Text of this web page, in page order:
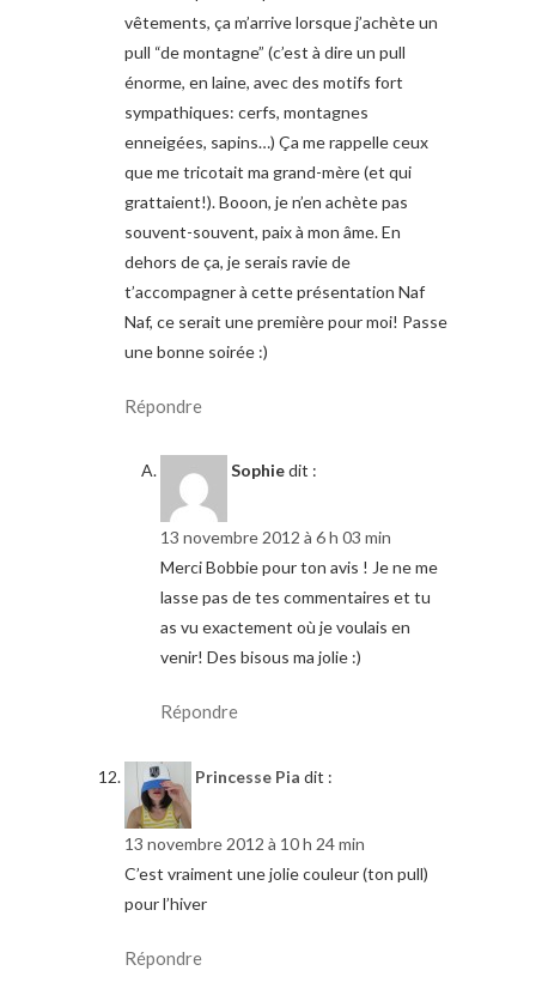
vêtements, ça m’arrive lorsque j’achète un
pull “de montagne” (c’est à dire un pull
énorme, en laine, avec des motifs fort
sympathiques: cerfs, montagnes
enneigées, sapins…) Ça me rappelle ceux
que me tricotait ma grand-mère (et qui
grattaient!). Booon, je n’en achète pas
souvent-souvent, paix à mon âme. En
dehors de ça, je serais ravie de
t’accompagner à cette présentation Naf
Naf, ce serait une première pour moi! Passe
une bonne soirée :)
Répondre
Sophiedit :
13 novembre 2012 à 6 h 03 min
Merci Bobbie pour ton avis ! Je ne me
lasse pas de tes commentaires et tu
as vu exactement où je voulais en
venir! Des bisous ma jolie :)
Répondre
Princesse Pia dit :
13 novembre 2012 à 10 h 24 min
C’est vraiment une jolie couleur (ton pull)
pour l’hiver
Répondre